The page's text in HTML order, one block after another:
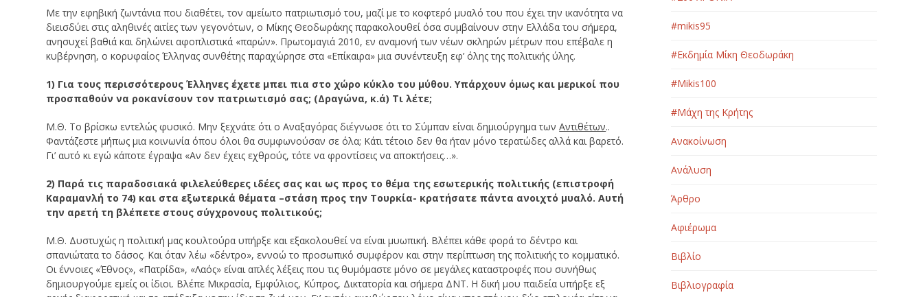
Με την εφηβική ζωντάνια που διαθέτει, τον αμείωτο πατριωτισμό του, μαζί με το κοφτερό μυαλό του που έχει την ικανότητα να
διεισδύει στις αληθινές αιτίες των γεγονότων, ο Μίκης Θεοδωράκης παρακολουθεί όσα συμβαίνουν στην Ελλάδα του σήμερα,
ανησυχεί βαθιά και δηλώνει αφοπλιστικά «παρών». Πρωτομαγιά 2010, εν αναμονή των νέων σκληρών μέτρων που επέβαλε η
κυβέρνηση, ο κορυφαίος Έλληνας συνθέτης παραχώρησε στα «Επίκαιρα» μια συνέντευξη εφ’ όλης της πολιτικής ύλης.
1) Για τους περισσότερους Έλληνες έχετε μπει πια στο χώρο κύκλο του μύθου. Υπάρχουν όμως και μερικοί που
προσπαθούν να ροκανίσουν τον πατριωτισμό σας; (Δραγώνα, κ.ά) Τι λέτε;
Μ.Θ. Το βρίσκω εντελώς φυσικό. Μην ξεχνάτε ότι ο Αναξαγόρας διέγνωσε ότι το Σύμπαν είναι δημιούργημα τωνΑντιθέτων..
Φαντάζεστε μήπως μια κοινωνία όπου όλοι θα συμφωνούσαν σε όλα; Κάτι τέτοιο δεν θα ήταν μόνο τερατώδες αλλά και βαρετό.
Γι’ αυτό κι εγώ κάποτε έγραψα «Αν δεν έχεις εχθρούς, τότε να φροντίσεις να αποκτήσεις…».
2) Παρά τις παραδοσιακά φιλελεύθερες ιδέες σας και ως προς το θέμα της εσωτερικής πολιτικής (επιστροφή
Καραμανλή το 74) και στα εξωτερικά θέματα –στάση προς την Τουρκία- κρατήσατε πάντα ανοιχτό μυαλό. Αυτή
την αρετή τη βλέπετε στους σύγχρονους πολιτικούς;
Μ.Θ. Δυστυχώς η πολιτική μας κουλτούρα υπήρξε και εξακολουθεί να είναι μυωπική. Βλέπει κάθε φορά το δέντρο και
σπανιώτατα το δάσος. Και όταν λέω «δέντρο», εννοώ το προσωπικό συμφέρον και στην περίπτωση της πολιτικής το κομματικό.
Οι έννοιες «Έθνος», «Πατρίδα», «Λαός» είναι απλές λέξεις που τις θυμόμαστε μόνο σε μεγάλες καταστροφές που συνήθως
δημιουργούμε εμείς οι ίδιοι. Βλέπε Μικρασία, Εμφύλιος, Κύπρος, Δικτατορία και σήμερα ΔΝΤ. Η δική μου παιδεία υπήρξε εξ
#mikis95
#Εκδημία Μίκη Θεοδωράκη
#Μikis100
#Μάχη της Κρήτης
Ανακοίνωση
Ανάλυση
Άρθρο
Αφιέρωμα
Βιβλίο
Βιβλιογραφία